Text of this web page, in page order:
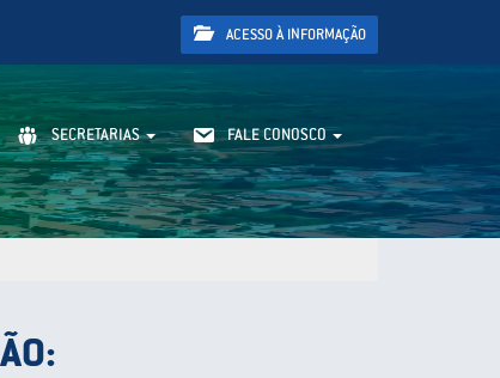
ACESSO À INFORMAÇÃO
SECRETARIAS FALE CONOSCO